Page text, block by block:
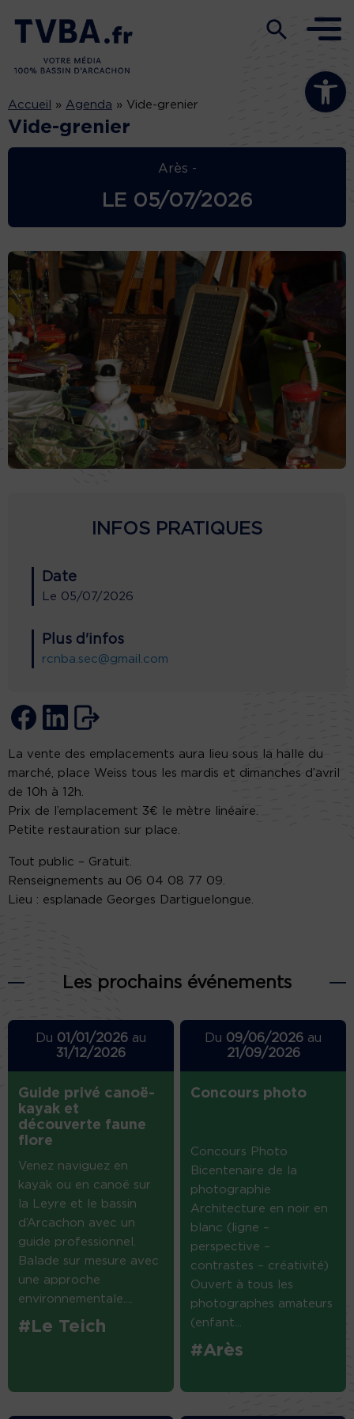
Ouvrir la
Accueil » Agenda » Vide-grenier
Vide-grenier
Arès -
LE 05/07/2026
INFOS PRATIQUES
Date
Le 05/07/2026
Plus d'infos
rcnba.sec@gmail.com
La vente des emplacements aura lieu sous la halle du
marché, place Weiss tous les mardis et dimanches d’avril
de 10h à 12h.
Prix de l’emplacement 3€ le mètre linéaire.
Petite restauration sur place.
Tout public – Gratuit.
Renseignements au 06 04 08 77 09.
Lieu : esplanade Georges Dartiguelongue.
Les prochains événements
Du 01/01/2026au
31/12/2026
Guide privé canoë-
kayak et
découverte faune
flore
Venez naviguez en
kayak ou en canoë sur
la Leyre et le bassin
d’Arcachon avec un
guide professionnel.
Balade sur mesure avec
une approche
environnementale....
#Le Teich
Du 09/06/2026 au
21/09/2026
Concours photo
Concours Photo
Bicentenaire de la
photographie
Architecture en noir en
blanc (ligne –
perspective –
contrastes – créativité)
Ouvert à tous les
photographes amateurs
(enfant...
#Arès